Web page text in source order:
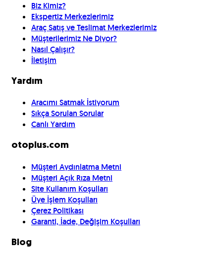
Biz Kimiz?
Ekspertiz Merkezlerimiz
Araç Satış ve Teslimat Merkezlerimiz
Müşterilerimiz Ne Diyor?
Nasıl Çalışır?
İletişim
Yardım
Aracımı Satmak İstiyorum
Sıkça Sorulan Sorular
Canlı Yardım
otoplus.com
Müşteri Aydınlatma Metni
Müşteri Açık Rıza Metni
Site Kullanım Koşulları
Üye İşlem Koşulları
Çerez Politikası
Garanti, İade, Değişim Koşulları
Blog